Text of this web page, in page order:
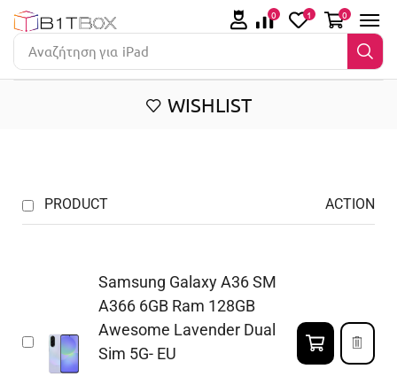
Αναζήτηση για iPhone 14
0 1 0
WISHLIST
PRODUCT ACTION
Samsung Galaxy A36 SM
A366 6GB Ram 128GB
Awesome Lavender Dual
Sim 5G- EU